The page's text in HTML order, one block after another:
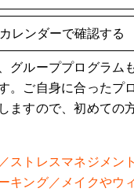
カレンダーで確認する
グループプログラム
。ご自身に合ったプ
ますので、初めての
ストレスマネジメン
キング／メイクやウ